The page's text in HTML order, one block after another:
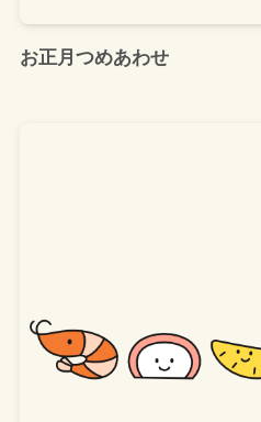
お正月つめあわせ